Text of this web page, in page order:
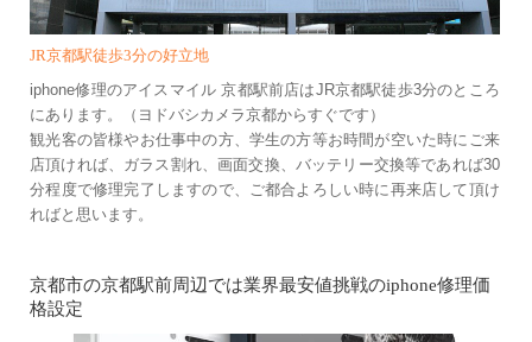
JR京都駅徒歩3分の好立地
iphone修理のアイスマイル 京都駅前店はJR京都駅徒歩3分のところ
にあります。（ヨドバシカメラ京都からすぐです）
観光客の皆様やお仕事中の方、学生の方等お時間が空いた時にご来
店頂ければ、ガラス割れ、画面交換、バッテリー交換等であれば30
分程度で修理完了しますので、ご都合よろしい時に再来店して頂け
ればと思います。
京都市の京都駅前周辺では業界最安値挑戦のiphone修理価
格設定